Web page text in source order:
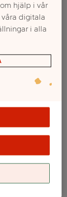
hjälp i vår
våra digitala
i alla